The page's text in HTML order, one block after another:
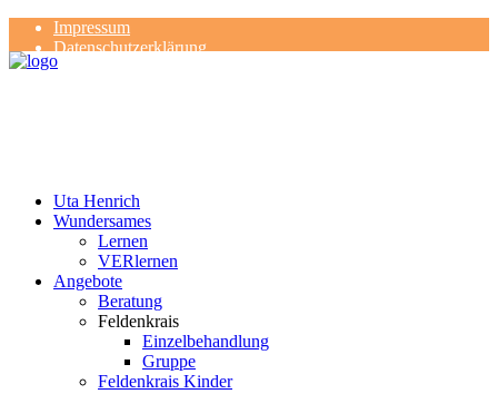
Impressum
Datenschutzerklärung
Kontakt
Uta Henrich
Wundersames
Lernen
VERlernen
Angebote
Beratung
Feldenkrais
Einzelbehandlung
Gruppe
Feldenkrais Kinder